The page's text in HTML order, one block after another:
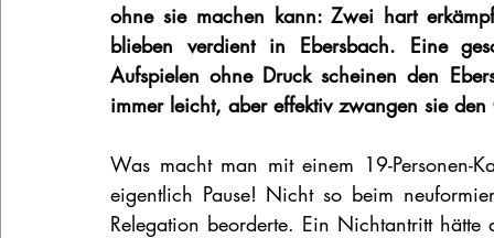
ohne sie machen kann: Zwei hart
blieben verdient in Ebersbach. Eine
Aufspielen ohne Druck scheinen den
immer leicht, aber effektiv zwangen sie
Was macht man mit einem 19-Personen-
eigentlich Pause! Nicht so beim
Relegation beorderte. Ein Nichtantritt